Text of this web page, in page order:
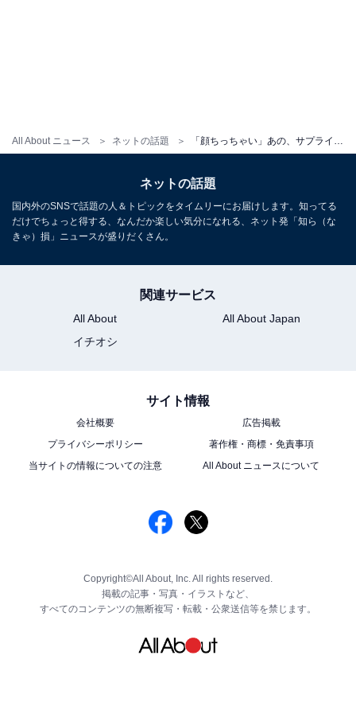
All About ニュース ネットの話題
ネットの話題
国内外のSNSで話題の人＆トピックをタイムリーにお届けします。知ってる
だけでちょっと得する、なんだか楽しい気分になれる、ネット発「知ら（な
きゃ）損」ニュースが盛りだくさん。
関連サービス
All About
All About Japan
イチオシ
サイト情報
会社概要
広告掲載
プライバシーポリシー
著作権・商標・免責事項
当サイトの情報についての注意
All About ニュースについて
Copyright©All About, Inc. All rights reserved.
掲載の記事・写真・イラストなど、
すべてのコンテンツの無断複写・転載・公衆送信等を禁じます。